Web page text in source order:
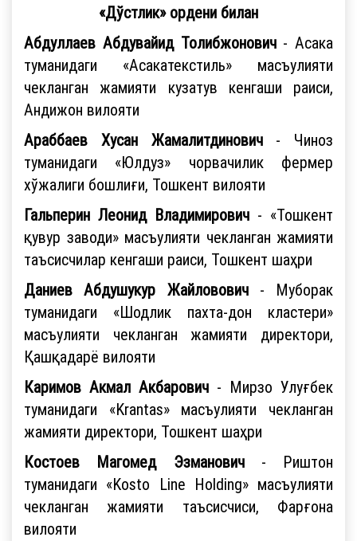
«Дўстлик» ордени билан
Абдуллаев Абдувайид Толибжонович- Асака
туманидаги «Асакатекстиль» масъулияти
чекланган жамияти кузатув кенгаши раиси,
Андижон вилояти
Араббаев Хусан Жамалитдинович- Чиноз
туманидаги «Юлдуз» чорвачилик фермер
хўжалиги бошлиғи, Тошкент вилояти
Гальперин Леонид Владимирович - «Тошкент
қувур заводи» масъулияти чекланган жамияти
таъсисчилар кенгаши раиси, Тошкент шаҳри
Даниев Абдушукур Жайловович- Муборак
туманидаги «Шодлик пахта-дон кластери»
масъулияти чекланган жамияти директори,
Қашқадарё вилояти
Каримов Акмал Акбарович - Мирзо Улуғбек
туманидаги «Krantas» масъулияти чекланган
жамияти директори, Тошкент шаҳри
Костоев Магомед Эзманович- Риштон
туманидаги «Kosto Line Holding» масъулияти
чекланган жамияти таъсисчиси, Фарғона
вилояти